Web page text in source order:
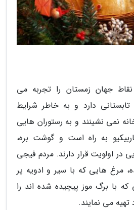
نقاط جهان زمستان را تجربه می
تابستانی دارد و به خاطر شرایط
نمی نشینند و به رستوران هایی
به راه است و گوشت بره،
در اولویت قرار دارند. مردم فیجی
مرغ هایی که با سیر و ادویه پر
با برگ موز پیچیده شده اند را
می نمایند.